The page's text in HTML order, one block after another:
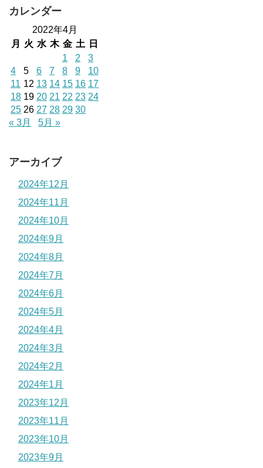
カレンダー
2022年4月
月
火 水 木 金 土
日
1
2
3
4
5 6 7 8 9
10
11 12 13 14 15 16 17
18 19 20 21 22 23 24
25 26 27 28 29 30
« 3月
5月 »
アーカイブ
2024年12月
2024年11月
2024年10月
2024年9月
2024年8月
2024年7月
2024年6月
2024年5月
2024年4月
2024年3月
2024年2月
2024年1月
2023年12月
2023年11月
2023年10月
2023年9月